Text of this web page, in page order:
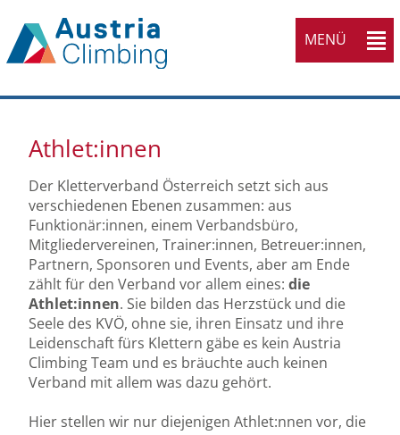
MENÜ
Athlet:innen
Der Kletterverband Österreich setzt sich aus
verschiedenen Ebenen zusammen: aus
Funktionär:innen, einem Verbandsbüro,
Mitgliedervereinen, Trainer:innen, Betreuer:innen,
Partnern, Sponsoren und Events, aber am Ende
zählt für den Verband vor allem eines: die
Athlet:innen. Sie bilden das Herzstück und die
Seele des KVÖ, ohne sie, ihren Einsatz und ihre
Leidenschaft fürs Klettern gäbe es kein Austria
Climbing Team und es bräuchte auch keinen
Verband mit allem was dazu gehört.
Hier stellen wir nur diejenigen Athlet:nnen vor, die